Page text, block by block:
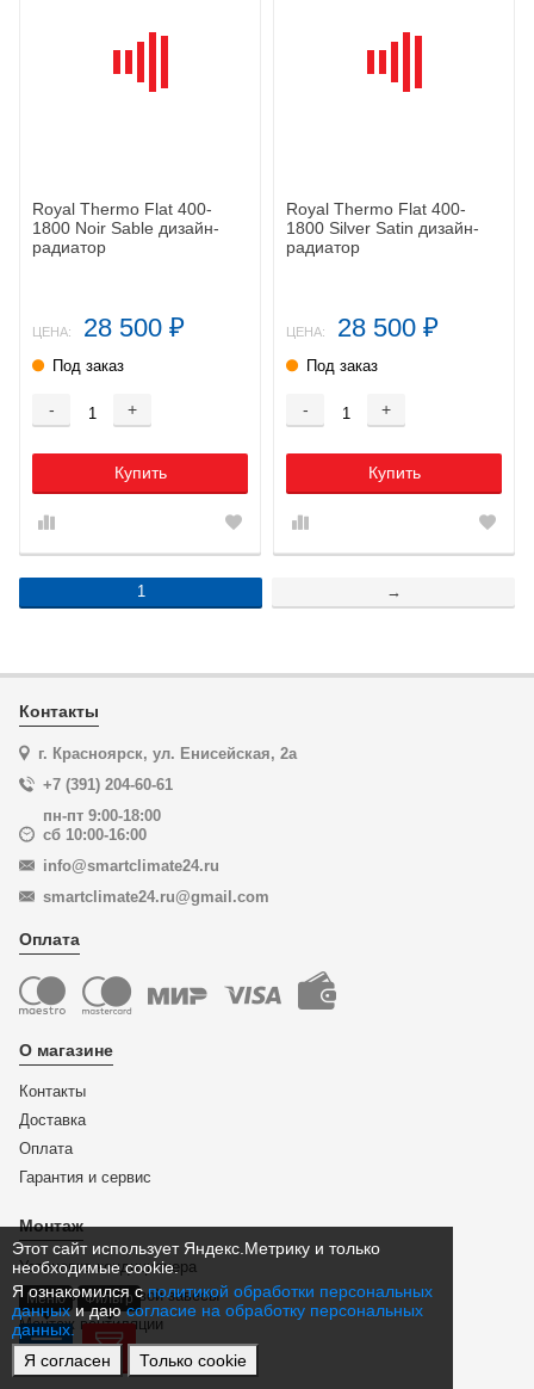
Этот сайт использует Яндекс.Метрику и только
необходимые cookie.
Я ознакомился сполитикой обработки персональных
данныхи даюсогласие на обработку персональных
данных.
Я согласен
Только cookie
Royal Thermo Flat 400-
1800 Noir Sable дизайн-
радиатор
ЦЕНА: 28 500 ₽
Под заказ
- +
Купить
Royal Thermo Flat 400-
1800 Silver Satin дизайн-
радиатор
ЦЕНА: 28 500 ₽
Под заказ
- +
Купить
1 →
Контакты
г. Красноярск, ул. Енисейская, 2а
+7 (391) 204-60-61
пн-пт 9:00-18:00
сб 10:00-16:00
info@smartclimate24.ru
smartclimate24.ru@gmail.com
Оплата
О магазине
Контакты
Доставка
Оплата
Гарантия и сервис
Монтаж
Установка кондиционера
Установки тепловой завесы
Монтаж вентиляции
Монтаж систем отопления
Меню Фильтр